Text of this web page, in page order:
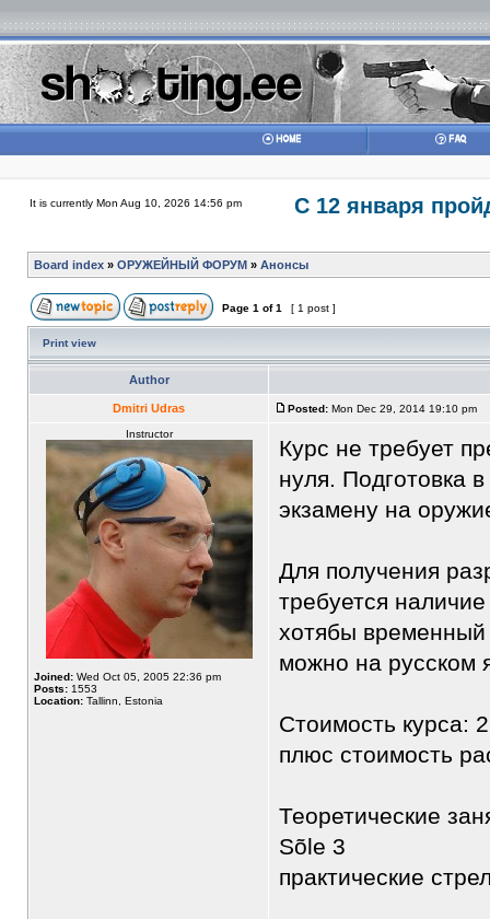
It is currently Mon Aug 10, 2026 14:56 pm С 12 января
Board index » ОРУЖЕЙНЫЙ ФОРУМ » Анонсы
Page 1 of1 [ 1 post ]
Print view
Author
Dmitri Udras Posted: Mon Dec 29, 2014 19:10 pm
Instructor
Joined: Wed Oct 05, 2005 22:36 pm
Posts: 1553
Location: Tallinn, Estonia
Курс не требует
нуля. Подготовка
экзамену на
Для получения
требуется
хотябы временный
можно на русском
Стоимость курса:
плюс стоимость
Теоретические
Sõle 3
практические